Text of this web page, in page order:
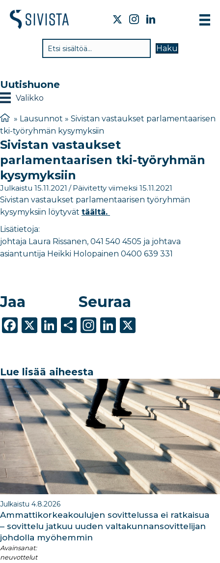
Haku
Uutishuone
Valikko
» Lausunnot » Sivistan vastaukset parlamentaarisen
tki-työryhmän kysymyksiin
Sivistan vastaukset
parlamentaarisen tki-työryhmän
kysymyksiin
Julkaistu 15.11.2021 / Päivitetty viimeksi 15.11.2021
Sivistan vastaukset parlamentaarisen työryhmän
kysymyksiin löytyvät täältä.
Lisätietoja:
johtaja Laura Rissanen, 041 540 4505 ja johtava
asiantuntija Heikki Holopainen 0400 639 331
Jaa
F
e
b
o
o
k
X
Li
e
dI
n
S
e
Seuraa
In
ra
m
Li
dI
n
Lue lisää aiheesta
Julkaistu 4.8.2026
Ammattikorkeakoulujen sovittelussa ei ratkaisua
– sovittelu jatkuu uuden valtakunnansovittelijan
johdolla myöhemmin
Avainsanat:
neuvottelut